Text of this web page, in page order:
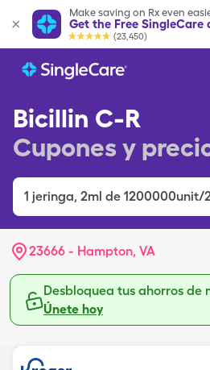
Make saving on Rx even
Get the Free SingleCare
(23,450)
Bicillin C-R
Cupones y
1 jeringa, 2ml de 1200000unit/
23666 - Hampton, VA
Desbloquea tus ahorros de
Únete hoy